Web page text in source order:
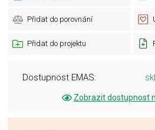
Přidat do porovnání
Přidat do projektu
Dostupnost EMAS:
Zobrazit dostupnost